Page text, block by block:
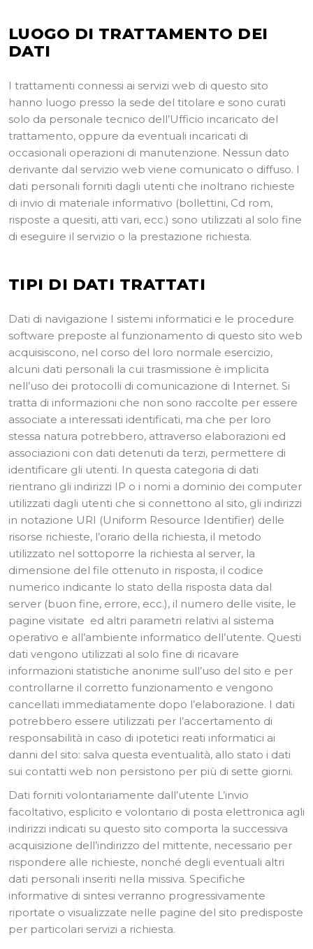
LUOGO DI TRATTAMENTO DEI
DATI
I trattamenti connessi ai servizi web di questo sito
hanno luogo presso la sede del titolare e sono curati
solo da personale tecnico dell’Ufficio incaricato del
trattamento, oppure da eventuali incaricati di
occasionali operazioni di manutenzione. Nessun dato
derivante dal servizio web viene comunicato o diffuso. I
dati personali forniti dagli utenti che inoltrano richieste
di invio di materiale informativo (bollettini, Cd rom,
risposte a quesiti, atti vari, ecc.) sono utilizzati al solo fine
di eseguire il servizio o la prestazione richiesta.
TIPI DI DATI TRATTATI
Dati di navigazione I sistemi informatici e le procedure
software preposte al funzionamento di questo sito web
acquisiscono, nel corso del loro normale esercizio,
alcuni dati personali la cui trasmissione è implicita
nell’uso dei protocolli di comunicazione di Internet. Si
tratta di informazioni che non sono raccolte per essere
associate a interessati identificati, ma che per loro
stessa natura potrebbero, attraverso elaborazioni ed
associazioni con dati detenuti da terzi, permettere di
identificare gli utenti. In questa categoria di dati
rientrano gli indirizzi IP o i nomi a dominio dei computer
utilizzati dagli utenti che si connettono al sito, gli indirizzi
in notazione URI (Uniform Resource Identifier) delle
risorse richieste, l’orario della richiesta, il metodo
utilizzato nel sottoporre la richiesta al server, la
dimensione del file ottenuto in risposta, il codice
numerico indicante lo stato della risposta data dal
server (buon fine, errore, ecc.), il numero delle visite, le
pagine visitate ed altri parametri relativi al sistema
operativo e all’ambiente informatico dell’utente. Questi
dati vengono utilizzati al solo fine di ricavare
informazioni statistiche anonime sull’uso del sito e per
controllarne il corretto funzionamento e vengono
cancellati immediatamente dopo l’elaborazione. I dati
potrebbero essere utilizzati per l’accertamento di
responsabilità in caso di ipotetici reati informatici ai
danni del sito: salva questa eventualità, allo stato i dati
sui contatti web non persistono per più di sette giorni.
Dati forniti volontariamente dall’utente L’invio
facoltativo, esplicito e volontario di posta elettronica agli
indirizzi indicati su questo sito comporta la successiva
acquisizione dell’indirizzo del mittente, necessario per
rispondere alle richieste, nonché degli eventuali altri
dati personali inseriti nella missiva. Specifiche
informative di sintesi verranno progressivamente
riportate o visualizzate nelle pagine del sito predisposte
per particolari servizi a richiesta.